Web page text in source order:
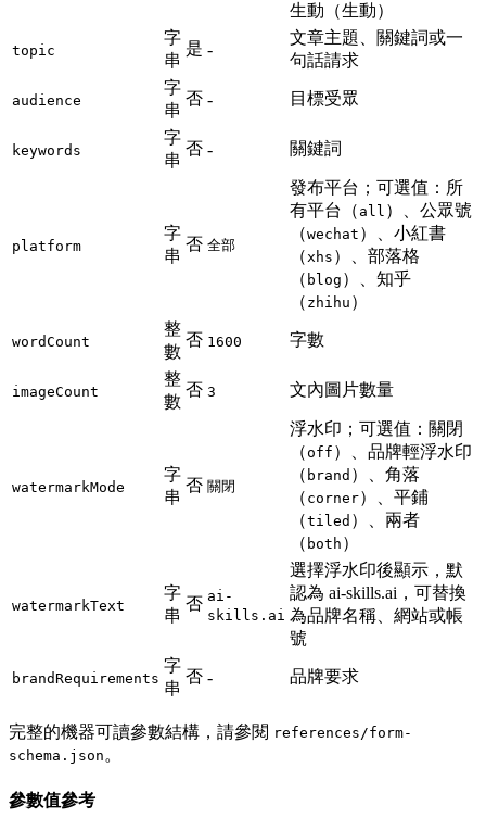
生動（生動）
topic
字
串
是 -
文章主題、關鍵詞或一
句話請求
audience
字
串
否 - 目標受眾
keywords
字
串
否 - 關鍵詞
platform
字
串
否 全部
發布平台；可選值：所
有平台（ all ）、公眾號
（wechat ）、小紅書
（xhs ）、部落格
（ blog ）、知乎
（ zhihu ）
wordCount
整
數
否 1600 字數
imageCount
整
數
否 3 文內圖片數量
watermarkMode
字
串
否 關閉
浮水印；可選值：關閉
（off ）、品牌輕浮水印
（ brand ）、角落
（ corner）、平鋪
（tiled ）、兩者
（ both ）
watermarkText
字
串
否 ai-
skills.ai
選擇浮水印後顯示，默
認為 ai-skills.ai，可替換
為品牌名稱、網站或帳
號
brandRequirements
字
串
否 - 品牌要求
完整的機器可讀參數結構，請參閱 references/form-
schema.json 。
參數值參考